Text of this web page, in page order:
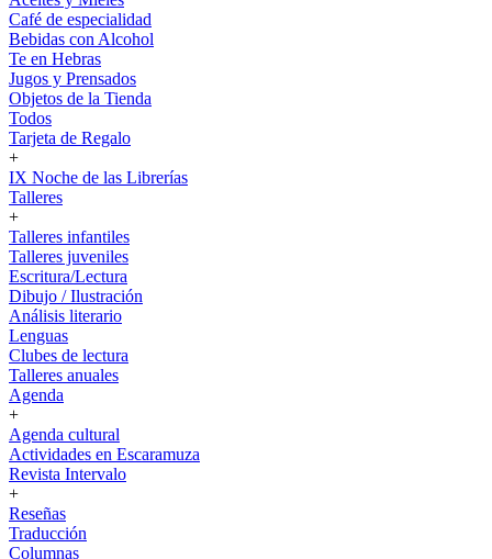
Café de especialidad
Bebidas con Alcohol
Te en Hebras
Jugos y Prensados
Objetos de la Tienda
Todos
Tarjeta de Regalo
+
IX Noche de las Librerías
Talleres
+
Talleres infantiles
Talleres juveniles
Escritura/Lectura
Dibujo / Ilustración
Análisis literario
Lenguas
Clubes de lectura
Talleres anuales
Agenda
+
Agenda cultural
Actividades en Escaramuza
Revista Intervalo
+
Reseñas
Traducción
Columnas